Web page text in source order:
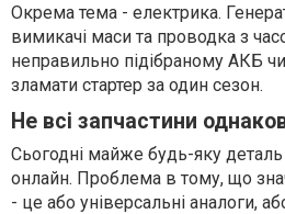
Окрема тема - електрика.
вимикачі маси та проводка з
неправильно підібраному АКБ
зламати стартер за один сезон.
Не всі запчастини
Сьогодні майже будь-яку
онлайн. Проблема в тому, що
- це або універсальні аналоги,